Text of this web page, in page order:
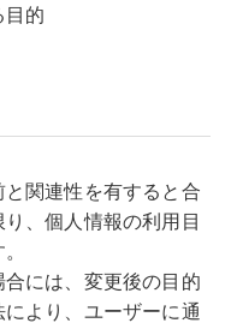
目的
関連性を有すると合
、個人情報の利用目
には、変更後の目的
より、ユーザーに通